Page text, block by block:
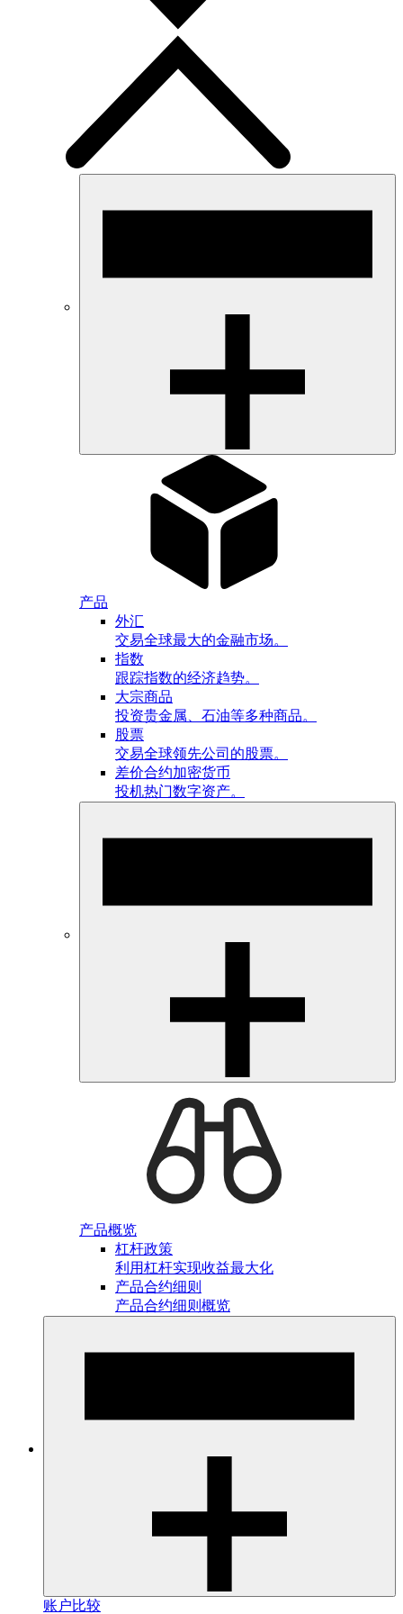
产品
外汇
交易全球最大的金融市场。
指数
跟踪指数的经济趋势。
大宗商品
投资贵金属、石油等多种商品。
股票
交易全球领先公司的股票。
差价合约加密货币
投机热门数字资产。
产品概览
杠杆政策
利用杠杆实现收益最大化
产品合约细则
产品合约细则概览
账户比较